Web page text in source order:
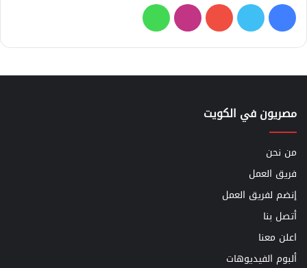
فيسبوك
تويتر يوتيوبانستقرامواتساب
مصريون في الكويت
من نحن
فريق العمل
إنضم لفريق العمل
أتصل بنا
اعلن معنا
ألبوم الفيديوهات